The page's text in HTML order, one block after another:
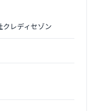
クレディセゾン